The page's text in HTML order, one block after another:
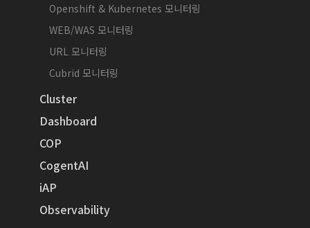
Openshift & Kubernetes 모니터링
WEB/WAS 모니터링
URL 모니터링
Cubrid 모니터링
Cluster
Dashboard
COP
CogentAI
iAP
Observability